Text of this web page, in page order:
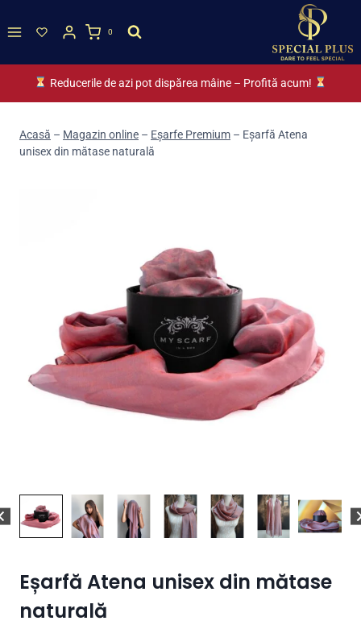
to
0
Reducerile de azi pot dispărea mâine – Profită acum!
Acasă – Magazin online – Eșarfe Premium – Eșarfă Atena
unisex din mătase naturală
Eșarfă Atena unisex din mătase
naturală